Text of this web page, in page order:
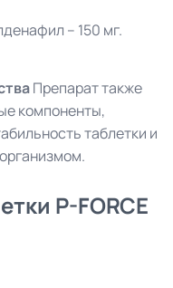
– 150 мг.
Препарат также
компоненты,
таблетки и
P-FORCE